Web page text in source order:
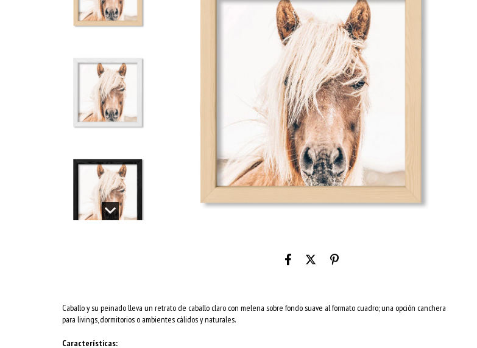
Caballo y su peinado lleva un retrato de caballo claro con melena sobre fondo suave al formato cuadro; una opción canchera
para livings, dormitorios o ambientes cálidos y naturales.
Características: